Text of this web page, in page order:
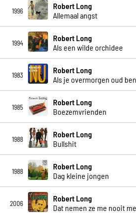
1996
Robert Long
Allemaal angst
1994
Robert Long
Als een wilde orchidee
1983
Robert Long
Als je overmorgen oud
1985
Robert Long
Boezemvrienden
1988
Robert Long
Bullshit
1988
Robert Long
Dag kleine jongen
2006
Robert Long
Dat nemen ze me nooit